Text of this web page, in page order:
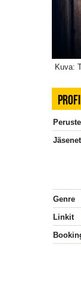
Kuva:
Jäsenet
Genre
Linkit